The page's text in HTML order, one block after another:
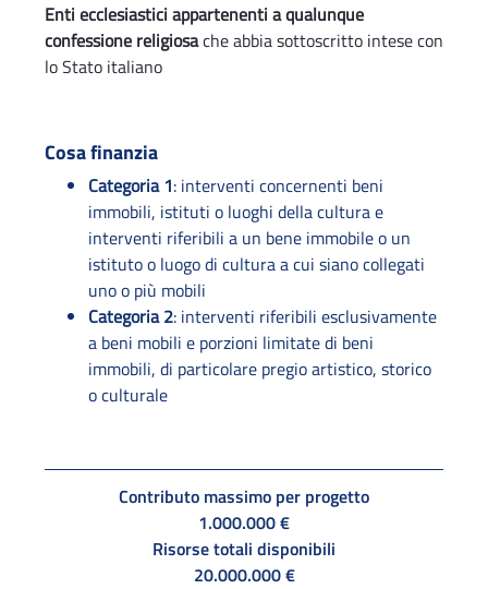
Enti ecclesiastici appartenenti a qualunque
confessione religiosache abbia sottoscritto intese con
lo Stato italiano
Cosa finanzia
Categoria 1: interventi concernenti beni
immobili, istituti o luoghi della cultura e
interventi riferibili a un bene immobile o un
istituto o luogo di cultura a cui siano collegati
uno o più mobili
Categoria 2: interventi riferibili esclusivamente
a beni mobili e porzioni limitate di beni
immobili, di particolare pregio artistico, storico
o culturale
Contributo massimo per progetto
1.000.000 €
Risorse totali disponibili
20.000.000 €